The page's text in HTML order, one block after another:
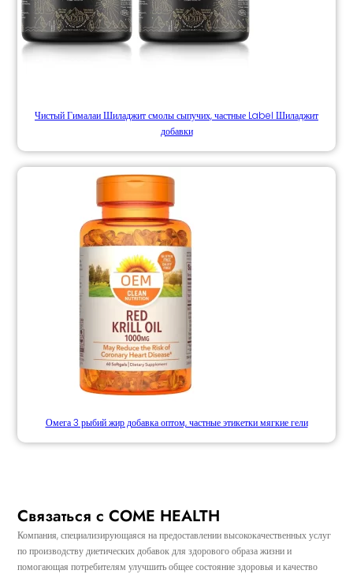
Чистый Гималаи Шиладжит смолы сыпучих, частные Label Шиладжит
добавки
Омега 3 рыбий жир добавка оптом, частные этикетки мягкие гели
Связаться с COME HEALTH
Компания, специализирующаяся на предоставлении высококачественных услуг
по производству диетических добавок для здорового образа жизни и
помогающая потребителям улучшить общее состояние здоровья и качество